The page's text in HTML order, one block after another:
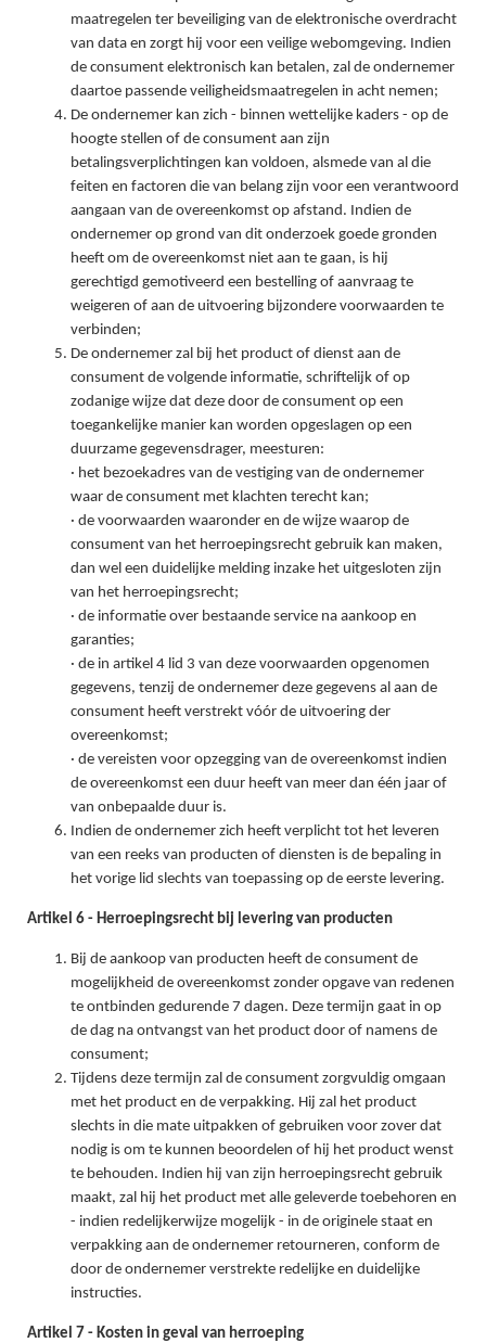
maatregelen ter beveiliging van de elektronische overdracht
van data en zorgt hij voor een veilige webomgeving. Indien
de consument elektronisch kan betalen, zal de ondernemer
daartoe passende veiligheidsmaatregelen in acht nemen;
De ondernemer kan zich - binnen wettelijke kaders - op de
hoogte stellen of de consument aan zijn
betalingsverplichtingen kan voldoen, alsmede van al die
feiten en factoren die van belang zijn voor een verantwoord
aangaan van de overeenkomst op afstand. Indien de
ondernemer op grond van dit onderzoek goede gronden
heeft om de overeenkomst niet aan te gaan, is hij
gerechtigd gemotiveerd een bestelling of aanvraag te
weigeren of aan de uitvoering bijzondere voorwaarden te
verbinden;
De ondernemer zal bij het product of dienst aan de
consument de volgende informatie, schriftelijk of op
zodanige wijze dat deze door de consument op een
toegankelijke manier kan worden opgeslagen op een
duurzame gegevensdrager, meesturen:
· het bezoekadres van de vestiging van de ondernemer
waar de consument met klachten terecht kan;
· de voorwaarden waaronder en de wijze waarop de
consument van het herroepingsrecht gebruik kan maken,
dan wel een duidelijke melding inzake het uitgesloten zijn
van het herroepingsrecht;
· de informatie over bestaande service na aankoop en
garanties;
· de in artikel 4 lid 3 van deze voorwaarden opgenomen
gegevens, tenzij de ondernemer deze gegevens al aan de
consument heeft verstrekt vóór de uitvoering der
overeenkomst;
· de vereisten voor opzegging van de overeenkomst indien
de overeenkomst een duur heeft van meer dan één jaar of
van onbepaalde duur is.
Indien de ondernemer zich heeft verplicht tot het leveren
van een reeks van producten of diensten is de bepaling in
het vorige lid slechts van toepassing op de eerste levering.
Artikel 6 - Herroepingsrecht bij levering van producten
Bij de aankoop van producten heeft de consument de
mogelijkheid de overeenkomst zonder opgave van redenen
te ontbinden gedurende 7 dagen. Deze termijn gaat in op
de dag na ontvangst van het product door of namens de
consument;
Tijdens deze termijn zal de consument zorgvuldig omgaan
met het product en de verpakking. Hij zal het product
slechts in die mate uitpakken of gebruiken voor zover dat
nodig is om te kunnen beoordelen of hij het product wenst
te behouden. Indien hij van zijn herroepingsrecht gebruik
maakt, zal hij het product met alle geleverde toebehoren en
- indien redelijkerwijze mogelijk - in de originele staat en
verpakking aan de ondernemer retourneren, conform de
door de ondernemer verstrekte redelijke en duidelijke
instructies.
Artikel 7 - Kosten in geval van herroeping